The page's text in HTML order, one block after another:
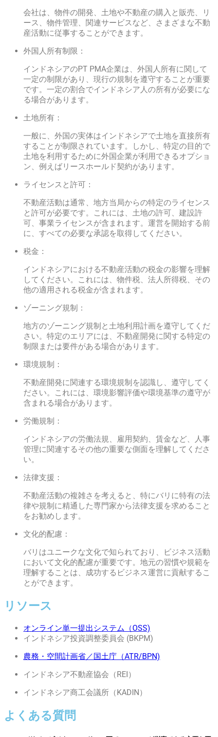
会社は、物件の開発、土地や不動産の購入と販売、リ
ース、物件管理、関連サービスなど、さまざまな不動
産活動に従事することができます。
外国人所有制限：
インドネシアのPT PMA企業は、外国人所有に関して
一定の制限があり、現行の規制を遵守することが重要
です。一定の割合でインドネシア人の所有が必要にな
る場合があります。
土地所有：
一般に、外国の実体はインドネシアで土地を直接所有
することが制限されています。しかし、特定の目的で
土地を利用するために外国企業が利用できるオプショ
ン、例えばリースホールド契約があります。
ライセンスと許可：
不動産活動は通常、地方当局からの特定のライセンス
と許可が必要です。これには、土地の許可、建設許
可、事業ライセンスが含まれます。運営を開始する前
に、すべての必要な承認を取得してください。
税金：
インドネシアにおける不動産活動の税金の影響を理解
してください。これには、物件税、法人所得税、その
他の適用される税金が含まれます。
ゾーニング規制：
地方のゾーニング規制と土地利用計画を遵守してくだ
さい。特定のエリアには、不動産開発に関する特定の
制限または要件がある場合があります。
環境規制：
不動産開発に関連する環境規制を認識し、遵守してく
ださい。これには、環境影響評価や環境基準の遵守が
含まれる場合があります。
労働規制：
インドネシアの労働法規、雇用契約、賃金など、人事
管理に関連するその他の重要な側面を理解してくださ
い。
法律支援：
不動産活動の複雑さを考えると、特にバリに特有の法
律や規制に精通した専門家から法律支援を求めること
をお勧めします。
文化的配慮：
バリはユニークな文化で知られており、ビジネス活動
において文化的配慮が重要です。地元の習慣や規範を
理解することは、成功するビジネス運営に貢献するこ
とができます。
リソース
オンライン単一提出システム（OSS)
インドネシア投資調整委員会 (BKPM)
農務・空間計画省／国土庁（ATR/BPN)
インドネシア不動産協会（REI）
インドネシア商工会議所（KADIN）
よくある質問